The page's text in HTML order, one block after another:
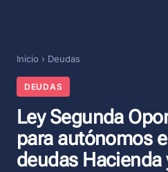
Inicio › Deudas
DEUDAS
Ley Segunda
para autónomos
deudas Hacienda